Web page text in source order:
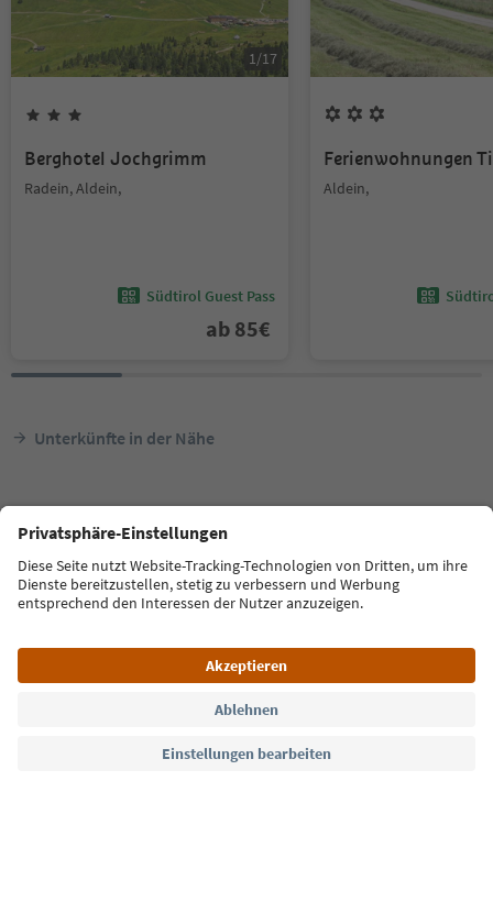
1 /17
Berghotel Jochgrimm
Radein, Aldein,
Südtirol Guest Pass
ab 85€
Ferienwohnungen
Aldein,
Unterkünfte in der Nähe
Südtirols Süden Zimmervermietung Pitschlhof
Sprache: Deutsch